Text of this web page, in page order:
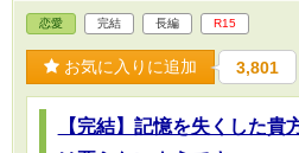
恋愛 完結 長編 R15
お気に入りに追加 3,801
【完結】記憶を失くした貴